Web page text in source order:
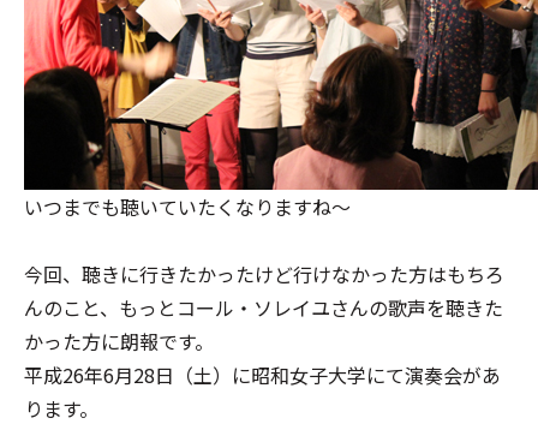
いつまでも聴いていたくなりますね～
今回、聴きに行きたかったけど行けなかった方はもちろ
んのこと、もっとコール・ソレイユさんの歌声を聴きた
かった方に朗報です。
平成26年6月28日（土）に昭和女子大学にて演奏会があ
ります。